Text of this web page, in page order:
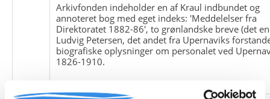
Arkivfonden indeholder en af Kraul indbundet og
annoteret bog med eget indeks: 'Meddelelser fra
Direktoratet 1882-86', to grønlandske breve (det
Ludvig Petersen, det andet fra Upernaviks
biografiske oplysninger om personalet ved
1826-1910.